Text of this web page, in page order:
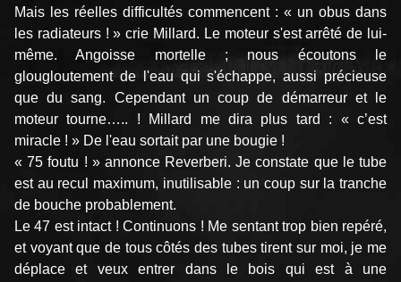
Mais les réelles difficultés commencent : « un obus dans
les radiateurs ! » crie Millard. Le moteur s'est arrêté de lui-
même. Angoisse mortelle ; nous écoutons le
glougloutement de l'eau qui s'échappe, aussi précieuse
que du sang. Cependant un coup de démarreur et le
moteur tourne….. ! Millard me dira plus tard : « c’est
miracle ! » De l'eau sortait par une bougie !
« 75 foutu ! » annonce Reverberi. Je constate que le tube
est au recul maximum, inutilisable : un coup sur la tranche
de bouche probablement.
Le 47 est intact ! Continuons ! Me sentant trop bien repéré,
et voyant que de tous côtés des tubes tirent sur moi, je me
déplace et veux entrer dans le bois qui est à une